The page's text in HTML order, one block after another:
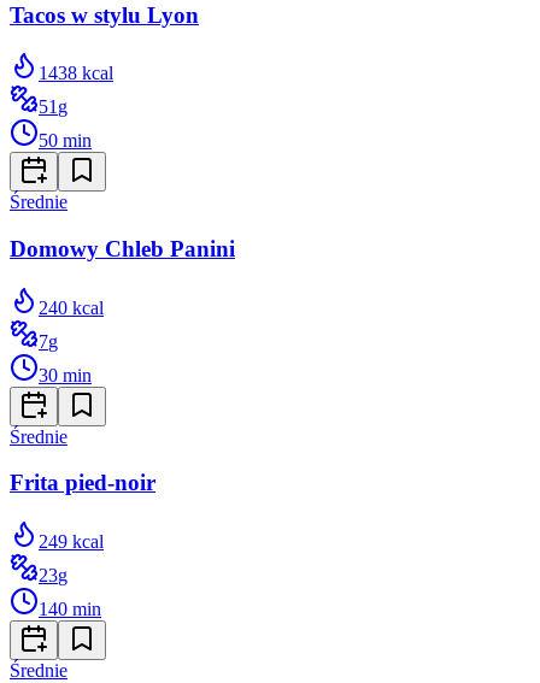
Tacos w stylu Lyon
1438 kcal
51 g
50 min
Średnie
Domowy Chleb Panini
240 kcal
7g
30 min
Średnie
Frita pied-noir
249 kcal
23g
140 min
Średnie